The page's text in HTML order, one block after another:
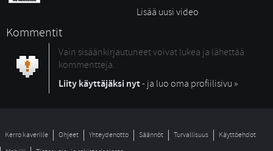
Lisää uusi video
Kommentit
Vain sisäänkirjautuneet voivat lukea ja lähettää
kommentteja.
Liity käyttäjäksi nyt- ja luo oma profiilisivu »
Kerro kaverille Ohjeet Yhteydenotto Säännöt Turvallisuus
Käyttöehdot